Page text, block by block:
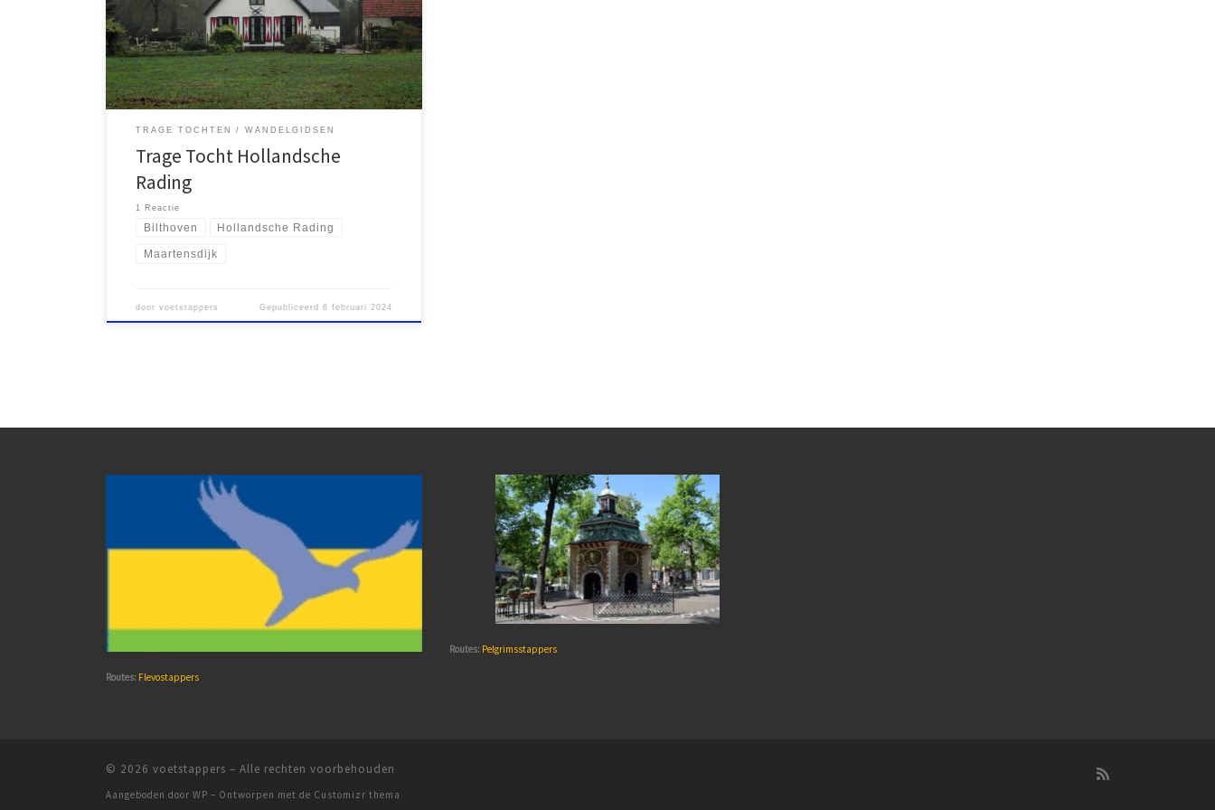
maken. In bijna alle richtingen kun je de bossen in,
ideaal voor mooie en gevarieerde wandelingen.
Samen met mijn zoon was ik hier dan ook enkele […]
TRAGE TOCHTEN WANDELGIDSEN
Trage Tocht Hollandsche
Rading
1 Reactie
Bilthoven Hollandsche Rading
Maartensdijk
doorvoetstappers Gepubliceerd 6 februari 2024
Routes: Flevostappers
Routes: Pelgrimsstappers
© 2026 voetstappers – Alle rechten voorbehouden
Aangeboden door WP – Ontworpen met de Customizr thema